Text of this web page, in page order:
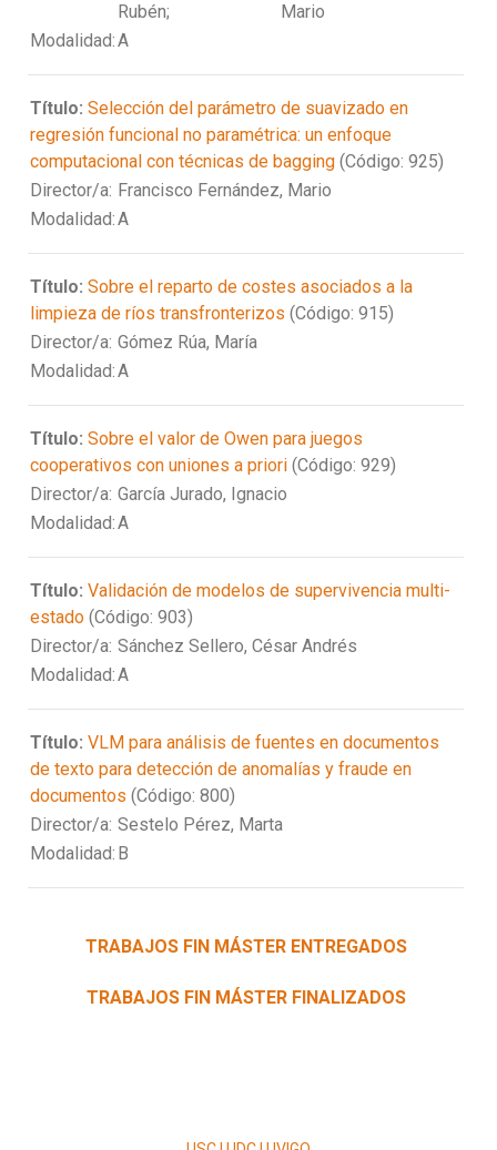
Rubén;
Mario
Modalidad:A
Título: Selección del parámetro de suavizado en
regresión funcional no paramétrica: un enfoque
computacional con técnicas de bagging (Código: 925)
Director/a: Francisco Fernández, Mario
Modalidad:A
Título: Sobre el reparto de costes asociados a la
limpieza de ríos transfronterizos (Código: 915)
Director/a: Gómez Rúa, María
Modalidad:A
Título: Sobre el valor de Owen para juegos
cooperativos con uniones a priori (Código: 929)
Director/a: García Jurado, Ignacio
Modalidad:A
Título: Validación de modelos de supervivencia multi-
estado (Código: 903)
Director/a: Sánchez Sellero, César Andrés
Modalidad:A
Título: VLM para análisis de fuentes en documentos
de texto para detección de anomalías y fraude en
documentos (Código: 800)
Director/a: Sestelo Pérez, Marta
Modalidad: B
TRABAJOS FIN MÁSTER ENTREGADOS
TRABAJOS FIN MÁSTER FINALIZADOS